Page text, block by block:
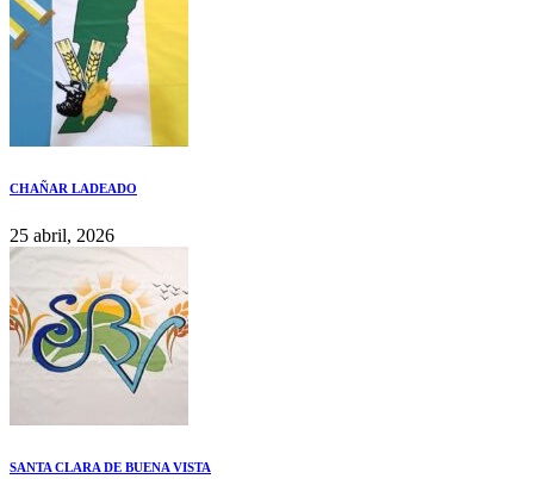
CHAÑAR LADEADO
25 abril, 2026
SANTA CLARA DE BUENA VISTA